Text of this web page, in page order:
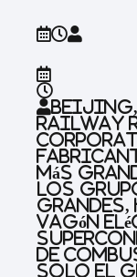
Beijing,
Railway
más
los
grandes,
vagón
de
solo el